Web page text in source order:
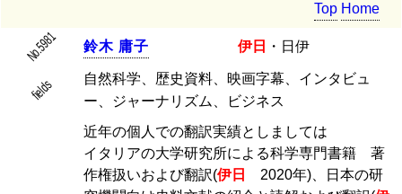
Top Home
No.5981 鈴木 庸子 伊日 ・日伊
fields
自然科学、歴史資料、映画字幕、インタビュ
ー、ジャーナリズム、ビジネス
近年の個人での翻訳実績としましては
イタリアの大学研究所による科学専門書籍 著
作権扱いおよび翻訳(伊日
2020年)、日本の研